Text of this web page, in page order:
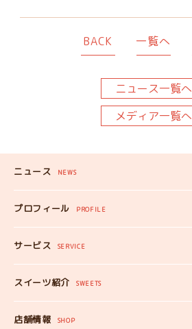
BACK 一覧へ
ニュース一覧へ
メディア一覧へ
ニュース NEWS
新着記事
プロフィール PROFILE
みいちゃんのプロフィール
みいちゃんママの
サービス SERVICE
スイーツ自販機
工房見学
スイーツ紹介 SWEETS
みいちゃんのスイーツ
オンラインショップ
店舗情報 SHOP